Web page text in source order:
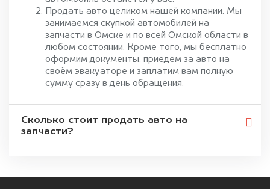
Продать авто целиком нашей компании. Мы
занимаемся скупкой автомобилей на
запчасти в Омске и по всей Омской области в
любом состоянии. Кроме того, мы бесплатно
оформим документы, приедем за авто на
своём эвакуаторе и заплатим вам полную
сумму сразу в день обращения.
Сколько стоит продать авто на
запчасти?